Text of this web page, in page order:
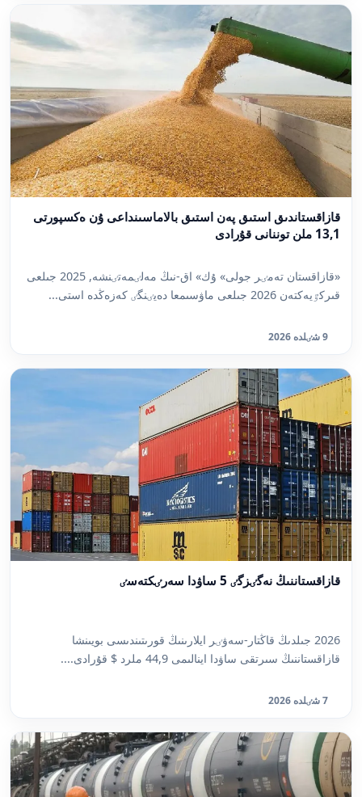
قازاقستاندىق استىق پەن استىق بالاماسىنداعى ۇن ەكسپورتى
13,1 ملن توننانى قۇرادى
«قازاقستان تەمٸر جولى» ۇك» اق-نىڭ مەلٸمەتٸنشە, 2025 جىلعى
قىركٷيەكتەن 2026 جىلعى ماۋسىمعا دەيٸنگٸ كەزەڭدە استى...
9 شٸلدە 2026
قازاقستاننىڭ نەگٸزگٸ 5 ساۋدا سەرٸكتەسٸ
2026 جىلدىڭ قاڭتار-سەۋٸر ايلارىنىڭ قورىتىندىسى بويىنشا
قازاقستاننىڭ سىرتقى ساۋدا اينالىمى 44,9 ملرد $ قۇرادى....
7 شٸلدە 2026